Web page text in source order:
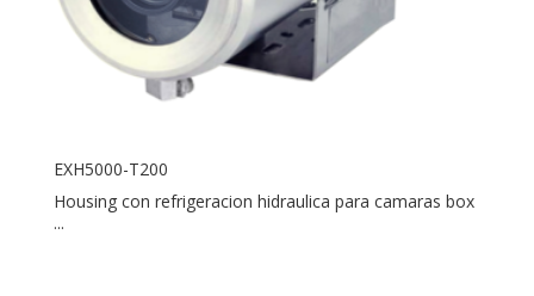
EXH5000-T200
Housing con refrigeracion hidraulica para camaras box
...